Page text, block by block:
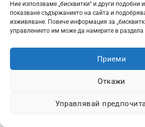
Ние използваме „бисквитки“ и други подобни
показване съдържанието на сайта и
изживяване. Повече информация за
управлението им може да намерите в раздела
Приеми
Откажи
Управлявай
премахване на ръжда е смес от бял
хляб. Смесете равни части от оцет
Направете паста и нанесете върху
повърхност. Оставете да действа
след което изтрийте с груба кърпа
ръждата?